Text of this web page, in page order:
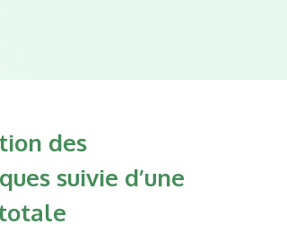
des
suivie d’une